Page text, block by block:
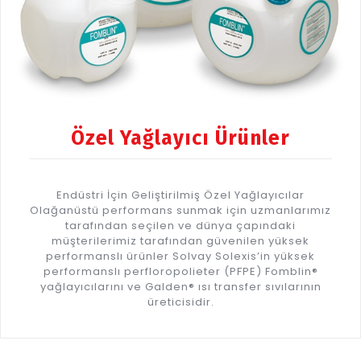
Özel Yağlayıcı Ürünler
Endüstri İçin Geliştirilmiş Özel Yağlayıcılar
Olağanüstü performans sunmak için uzmanlarımız
tarafından seçilen ve dünya çapındaki
müşterilerimiz tarafından güvenilen yüksek
performanslı ürünler Solvay Solexis’in yüksek
performanslı perfloropolieter (PFPE) Fomblin®
yağlayıcılarını ve Galden® ısı transfer sıvılarının
üreticisidir.